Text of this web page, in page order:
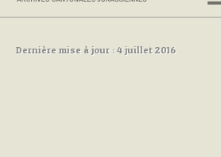
Dernière mise à jour : 4 juillet 2016